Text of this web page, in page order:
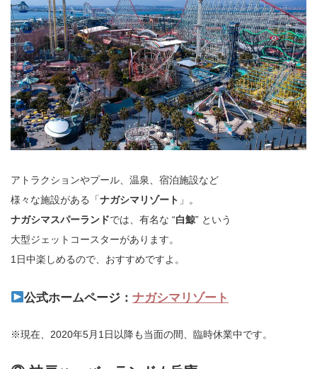
アトラクションやプール、温泉、宿泊施設など
様々な施設がある「ナガシマリゾート 」。
ナガシマスパーランドでは、有名な “白鯨” という
大型ジェットコースターがあります。
1日中楽しめるので、おすすめですよ。
公式ホームページ：ナガシマリゾート
※現在、2020年5月1日以降も当面の間、臨時休業中です。